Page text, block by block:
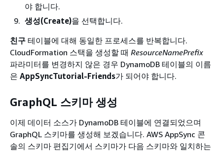
야 합니다.
생성(Create)을 선택합니다.
친구 테이블에 대해 동일한 프로세스를 반복합니다.
CloudFormation 스택을 생성할 때 ResourceNamePrefix
파라미터를 변경하지 않은 경우 DynamoDB 테이블의 이름
은 AppSyncTutorial-Friends가 되어야 합니다.
GraphQL 스키마 생성
이제 데이터 소스가 DynamoDB 테이블에 연결되었으며
GraphQL 스키마를 생성해 보겠습니다. AWS AppSync 콘
솔의 스키마 편집기에서 스키마가 다음 스키마와 일치하는